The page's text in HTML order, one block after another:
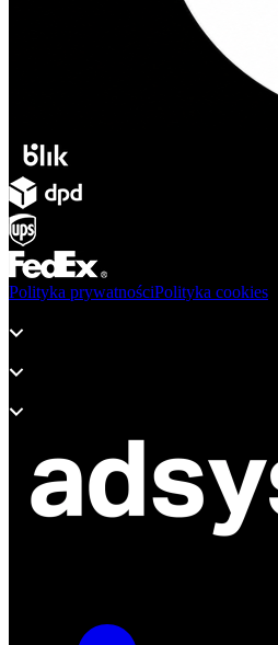
Polityka prywatnościPolityka cookies